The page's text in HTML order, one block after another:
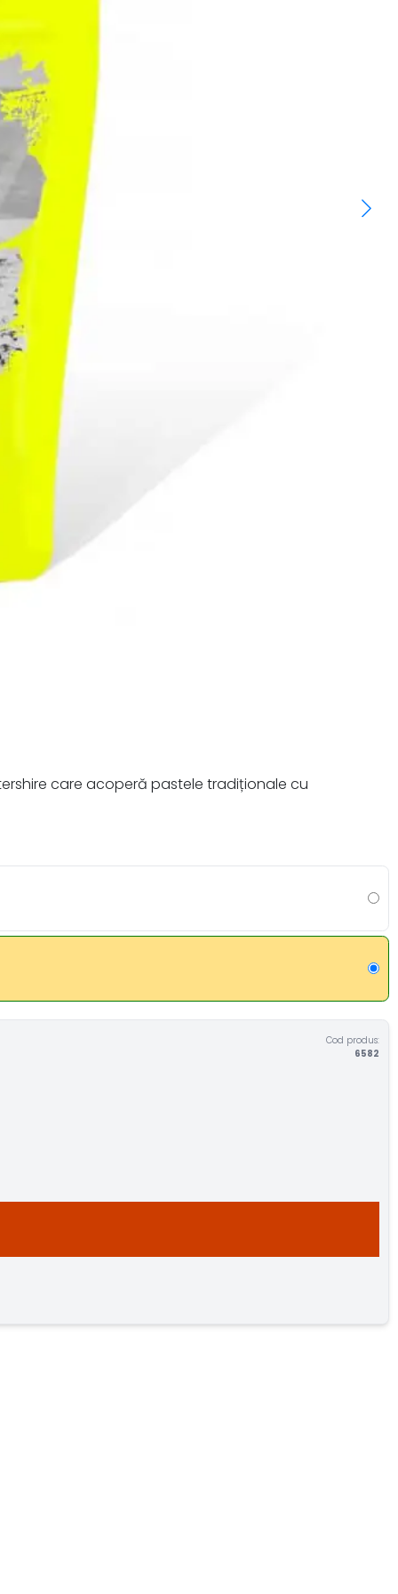
care acoperă pastele tradiționale cu
Cod produs:
6582